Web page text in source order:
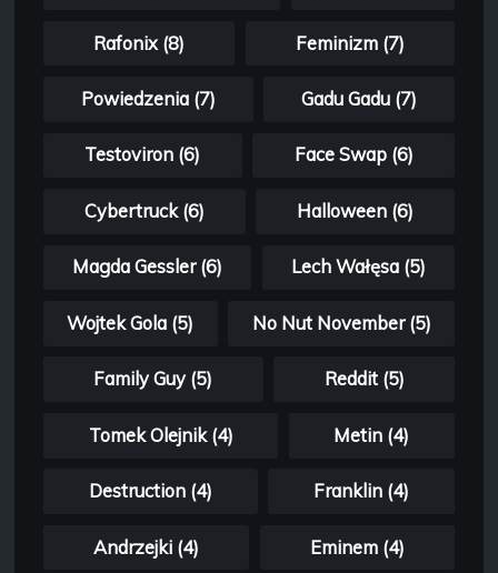
Rafonix (8) Feminizm (7)
Powiedzenia (7) Gadu Gadu (7)
Testoviron (6) Face Swap (6)
Cybertruck (6) Halloween (6)
Magda Gessler (6) Lech Wałęsa (5)
Wojtek Gola (5) No Nut November (5)
Family Guy (5) Reddit (5)
Tomek Olejnik (4) Metin (4)
Destruction (4) Franklin (4)
Andrzejki (4) Eminem (4)